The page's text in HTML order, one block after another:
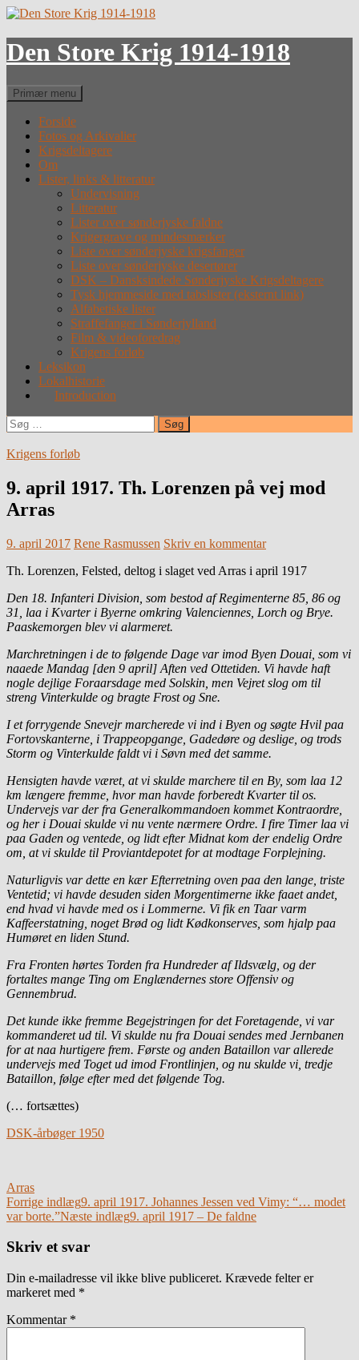
Hop
indhold
Den Store Krig 1914-1918
Søg
Primær menu
Forside
Fotos og Arkivalier
Krigsdeltagere
Om
Lister, links & litteratur
Undervisning
Litteratur
Lister over sønderjyske faldne
Krigergrave og mindesmærker
Liste over sønderjyske krigsfanger
Liste over sønderjyske desertører
DSK – Dansksindede Sønderjyske Krigsdeltagere
Tysk hjemmeside med tabslister (eksternt link)
Alfabetiske lister
Straffefanger i Sønderjylland
Film & videoforedrag
Krigens forløb
Leksikon
Lokalhistorie
Introduction
Søg
efter:
Krigens forløb
9. april 1917. Th. Lorenzen på vej mod
Arras
9. april 2017 Rene Rasmussen Skriv en kommentar
Th. Lorenzen, Felsted, deltog i slaget ved Arras i april 1917
Den 18. Infanteri Division, som bestod af Regimenterne 85, 86 og
31, laa i Kvarter i Byerne omkring Valenciennes, Lorch og Brye.
Paaskemorgen blev vi alarmeret.
Marchretningen i de to følgende Dage var imod Byen Douai, som vi
naaede Mandag [den 9 april] Aften ved Ottetiden. Vi havde haft
nogle dejlige Foraarsdage med Solskin, men Vejret slog om til
streng Vinterkulde og bragte Frost og Sne.
I et forrygende Snevejr marcherede vi ind i Byen og søgte Hvil paa
Fortovskanterne, i Trappeopgange, Gadedøre og deslige, og trods
Storm og Vinterkulde faldt vi i Søvn med det samme.
Hensigten havde været, at vi skulde marchere til en By, som laa 12
km længere fremme, hvor man havde forberedt Kvarter til os.
Undervejs var der fra Generalkommandoen kommet Kontraordre,
og her i Douai skulde vi nu vente nærmere Ordre. I fire Timer laa vi
paa Gaden og ventede, og lidt efter Midnat kom der endelig Ordre
om, at vi skulde til Proviantdepotet for at modtage Forplejning.
Naturligvis var dette en kær Efterretning oven paa den lange, triste
Ventetid; vi havde desuden siden Morgentimerne ikke faaet andet,
end hvad vi havde med os i Lommerne. Vi fik en Taar varm
Kaffeerstatning, noget Brød og lidt Kødkonserves, som hjalp paa
Humøret en liden Stund.
Fra Fronten hørtes Torden fra Hundreder af Ildsvælg, og der
fortaltes mange Ting om Englændernes store Offensiv og
Gennembrud.
Det kunde ikke fremme Begejstringen for det Foretagende, vi var
kommanderet ud til. Vi skulde nu fra Douai sendes med Jernbanen
for at naa hurtigere frem. Første og anden Bataillon var allerede
undervejs med Toget ud imod Frontlinjen, og nu skulde vi, tredje
Bataillon, følge efter med det følgende Tog.
(… fortsættes)
DSK-årbøger 1950
Arras
Indlægsnavigation
Forrige indlæg9. april 1917. Johannes Jessen ved Vimy: “… modet
var borte.”Næste indlæg9. april 1917 – De faldne
Skriv et svar
Din e-mailadresse vil ikke blive publiceret. Krævede felter er
markeret med *
Kommentar *